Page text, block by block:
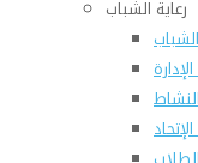
رعاية الشباب